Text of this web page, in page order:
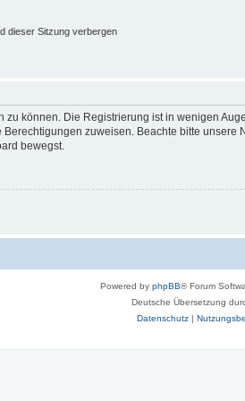
dieser Sitzung verbergen
zu können. Die Registrierung ist in wenigen
zuweisen. Beachte bitte
bewegst.
Powered by phpBB® Forum
Deutsche Übersetzung
Datenschutz|